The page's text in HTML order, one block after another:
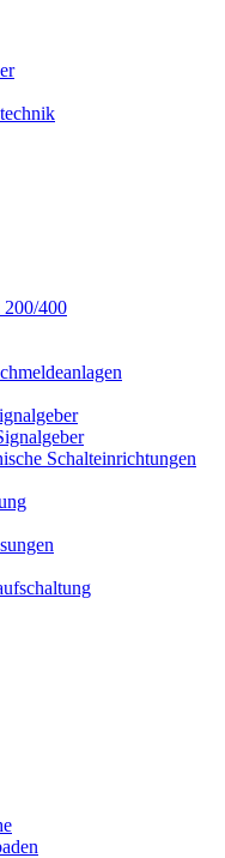
400
Schalteinrichtungen